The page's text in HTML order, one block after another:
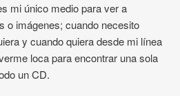
mi único medio para ver a
o imágenes; cuando necesito
y cuando quiera desde mi línea
loca para encontrar una sola
un CD.